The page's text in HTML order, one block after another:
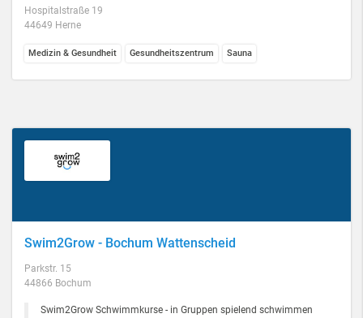
Hospitalstraße 19
44649 Herne
Medizin & Gesundheit Gesundheitszentrum Sauna
Swim2Grow - Bochum Wattenscheid
Parkstr. 15
44866 Bochum
Swim2Grow Schwimmkurse - in Gruppen spielend schwimmen